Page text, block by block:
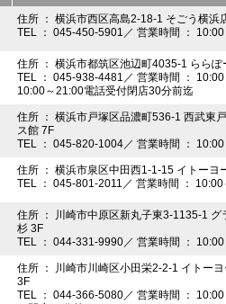
住所 ： 横浜市西区高島2-18-1 そごう横浜
TEL ： 045-450-5901／ 営業時間 ：
住所 ： 横浜市都筑区池辺町4035-1 ららぽ
TEL ： 045-938-4481／ 営業時間 ：
10:00～21:00電話受付閉店30分前迄
住所 ： 横浜市戸塚区品濃町536-1 西武東
ス館 7F
TEL ： 045-820-1004／ 営業時間 ：
住所 ： 横浜市泉区中田西1-1-15 イトーヨ
TEL ： 045-801-2011／ 営業時間 ：
住所 ： 川崎市中原区新丸子東3-1135-1 グ
杉 3F
TEL ： 044-331-9990／ 営業時間 ：
住所 ： 川崎市川崎区小田栄2-2-1 イトー
3F
TEL ： 044-366-5080／ 営業時間 ：